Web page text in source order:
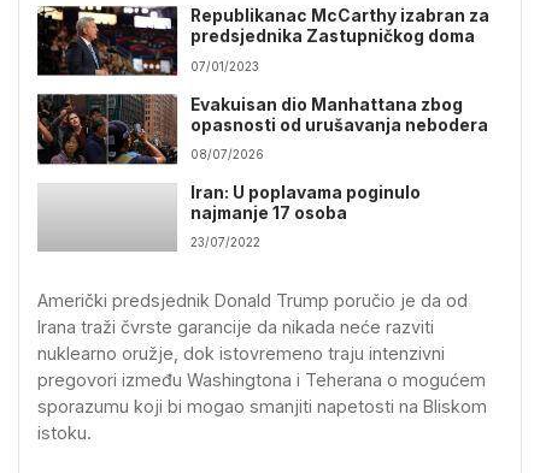
Republikanac McCarthy izabran za
predsjednika Zastupničkog doma
07/01/2023
Evakuisan dio Manhattana zbog
opasnosti od urušavanja nebodera
08/07/2026
Iran: U poplavama poginulo
najmanje 17 osoba
23/07/2022
Američki predsjednik Donald Trump poručio je da od
Irana traži čvrste garancije da nikada neće razviti
nuklearno oružje, dok istovremeno traju intenzivni
pregovori između Washingtona i Teherana o mogućem
sporazumu koji bi mogao smanjiti napetosti na Bliskom
istoku.